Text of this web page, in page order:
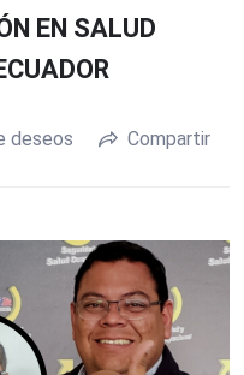
EN SALUD
deseos Compartir